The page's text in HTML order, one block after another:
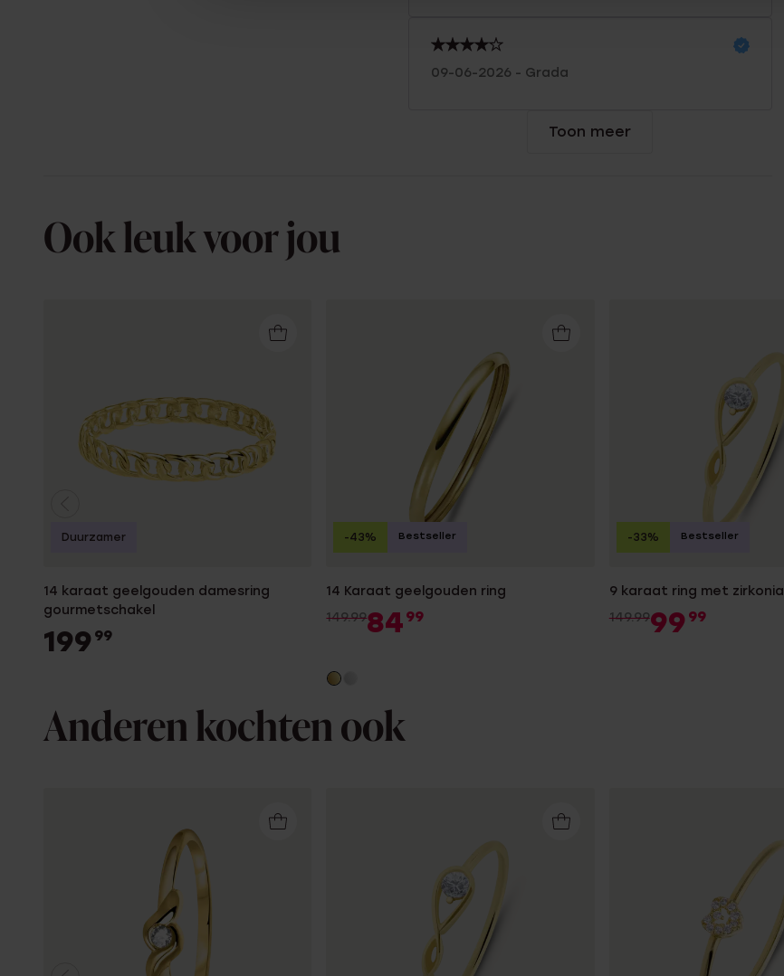
09-06-2026 - Grada
Toon meer
Ook leuk voor jou
14 karaat geelgouden damesring
gourmetschakel
199 99
Duurzamer
14 Karaat geelgouden ring
149.9984 99
-43% Bestseller
9 karaat ring met zirkonia
149.9999 99
-33% Bestseller
Anderen kochten ook